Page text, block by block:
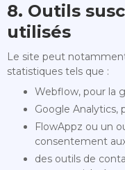
8. Outils
utilisés
Le site peut
statistiques tels que :
Webflow, pour la
Google Analytics,
FlowAppz ou un
consentement
des outils de